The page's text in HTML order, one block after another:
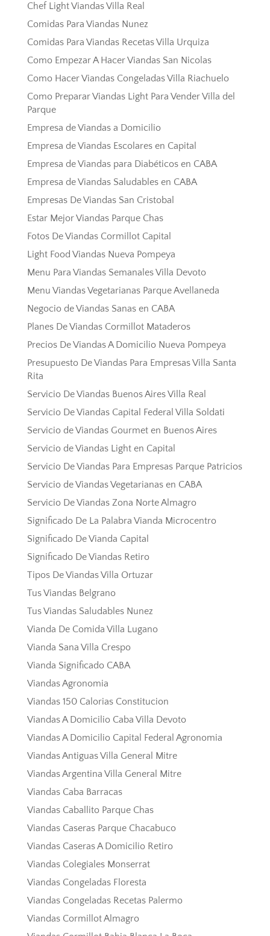
Chef Light Viandas Villa Real
Comidas Para Viandas Nunez
Comidas Para Viandas Recetas Villa Urquiza
Como Empezar A Hacer Viandas San Nicolas
Como Hacer Viandas Congeladas Villa Riachuelo
Como Preparar Viandas Light Para Vender Villa del
Parque
Empresa de Viandas a Domicilio
Empresa de Viandas Escolares en Capital
Empresa de Viandas para Diabéticos en CABA
Empresa de Viandas Saludables en CABA
Empresas De Viandas San Cristobal
Estar Mejor Viandas Parque Chas
Fotos De Viandas Cormillot Capital
Light Food Viandas Nueva Pompeya
Menu Para Viandas Semanales Villa Devoto
Menu Viandas Vegetarianas Parque Avellaneda
Negocio de Viandas Sanas en CABA
Planes De Viandas Cormillot Mataderos
Precios De Viandas A Domicilio Nueva Pompeya
Presupuesto De Viandas Para Empresas Villa Santa
Rita
Servicio De Viandas Buenos Aires Villa Real
Servicio De Viandas Capital Federal Villa Soldati
Servicio de Viandas Gourmet en Buenos Aires
Servicio de Viandas Light en Capital
Servicio De Viandas Para Empresas Parque Patricios
Servicio de Viandas Vegetarianas en CABA
Servicio De Viandas Zona Norte Almagro
Significado De La Palabra Vianda Microcentro
Significado De Vianda Capital
Significado De Viandas Retiro
Tipos De Viandas Villa Ortuzar
Tus Viandas Belgrano
Tus Viandas Saludables Nunez
Vianda De Comida Villa Lugano
Vianda Sana Villa Crespo
Vianda Significado CABA
Viandas Agronomia
Viandas 150 Calorias Constitucion
Viandas A Domicilio Caba Villa Devoto
Viandas A Domicilio Capital Federal Agronomia
Viandas Antiguas Villa General Mitre
Viandas Argentina Villa General Mitre
Viandas Caba Barracas
Viandas Caballito Parque Chas
Viandas Caseras Parque Chacabuco
Viandas Caseras A Domicilio Retiro
Viandas Colegiales Monserrat
Viandas Congeladas Floresta
Viandas Congeladas Recetas Palermo
Viandas Cormillot Almagro